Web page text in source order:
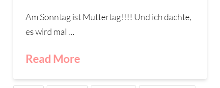
Am Sonntag ist Muttertag!!!! Und ich dachte,
es wird mal …
Read More